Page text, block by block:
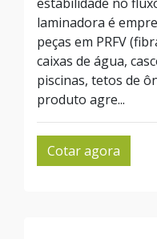
laminadora é
peças em PRFV
caixas de água,
piscinas, tetos de
produto agre...
Cotar agora